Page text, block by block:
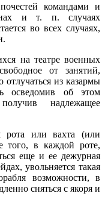
командами и
и т. п. случаях
во всех случаях,
на театре военных
от занятий,
из казармы
об этом
надлежащее
рота или вахта (или
того, в каждой роте,
еще и ее дежурная
увольняется такая
возможности, в
сняться с якоря и